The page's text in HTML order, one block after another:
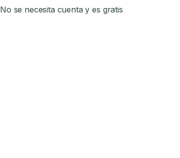
No se necesita cuenta y es gratis